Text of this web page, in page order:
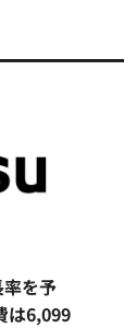
を予
は6,099